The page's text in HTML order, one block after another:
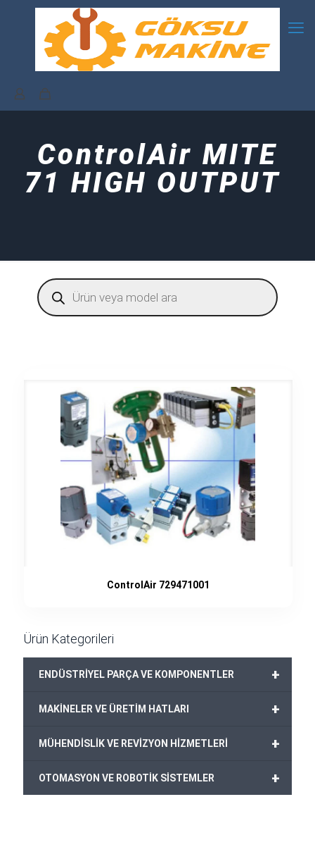
ControlAir MITE
71 HIGH OUTPUT
Products
search
ControlAir 729471001
Ürün Kategorileri
+
ENDÜSTRİYEL PARÇA VE KOMPONENTLER
+
MAKİNELER VE ÜRETİM HATLARI
+
MÜHENDİSLİK VE REVİZYON HİZMETLERİ
+
OTOMASYON VE ROBOTİK SİSTEMLER